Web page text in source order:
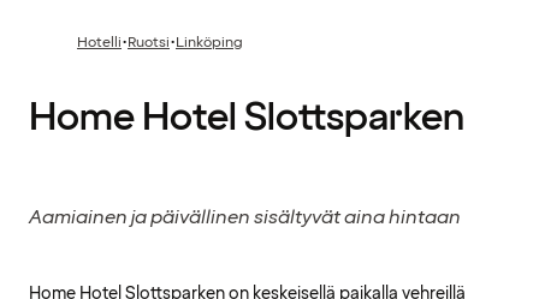
Hotelli·Ruotsi·Linköping
Home Hotel Slottsparken
Aamiainen ja päivällinen sisältyvät aina hintaan
Home Hotel Slottsparken on keskeisellä paikalla vehreillä